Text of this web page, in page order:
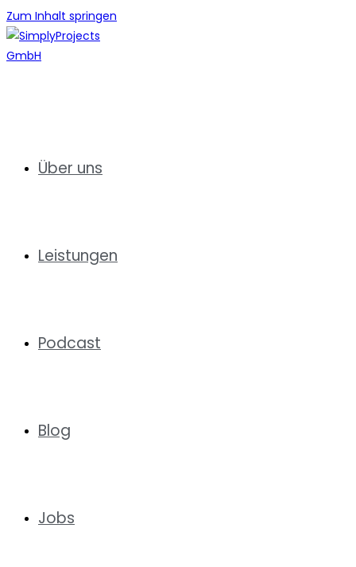
Zum Inhalt springen
Über uns
Leistungen
Podcast
Blog
Jobs